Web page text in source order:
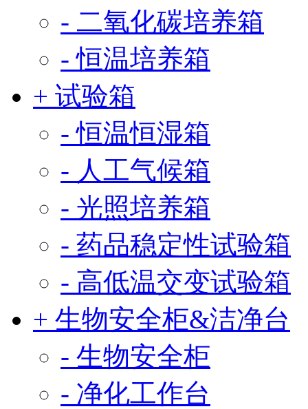
- 二氧化碳培养箱
- 恒温培养箱
+ 试验箱
- 恒温恒湿箱
- 人工气候箱
- 光照培养箱
- 药品稳定性试验箱
- 高低温交变试验箱
+ 生物安全柜&洁净台
- 生物安全柜
- 净化工作台